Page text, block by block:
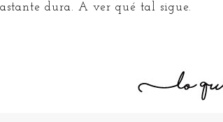
dura. A ver qué tal sigue.